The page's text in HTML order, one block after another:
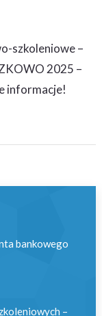
szkoleniowe –
2025 –
informacje!
bankowego
–